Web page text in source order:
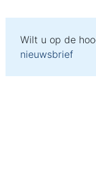
Wilt u op de
nieuwsbrief